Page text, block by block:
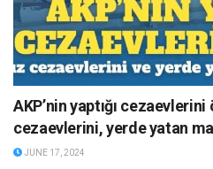
AKP’nin yaptığı
cezaevlerini, yerde yatan
JUNE 17, 2024